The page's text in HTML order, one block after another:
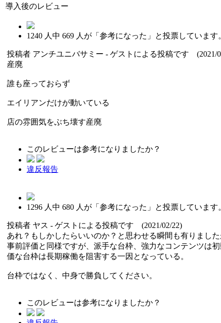
導入後のレビュー
1240 人中 669 人が「参考になった」と投票しています
投稿者 アンチユニバサミー - ゲストによる投稿です (2021/
産廃
誰も座っておらず
エイリアンだけが動いている
店の雰囲気をぶち壊す産廃
このレビューは参考になりましたか？
違反報告
1296 人中 680 人が「参考になった」と投票しています
投稿者 ヤス - ゲストによる投稿です (2021/02/22)
あれ？もしかしたらいいのか？と思わせる瞬間も有りまし
事前評価と同様ですが、派手な台枠、強力なコンテンツは
価な台枠は長期稼働を阻害する一因となっている。
台枠ではなく、中身で勝負してください。
このレビューは参考になりましたか？